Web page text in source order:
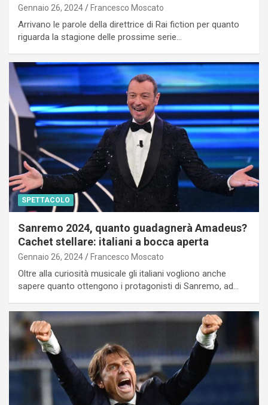
Gennaio 26, 2024 Francesco Moscato
Arrivano le parole della direttrice di Rai fiction per quanto
riguarda la stagione delle prossime serie…
SPETTACOLO
Sanremo 2024, quanto guadagnerà Amadeus?
Cachet stellare: italiani a bocca aperta
Gennaio 26, 2024 Francesco Moscato
Oltre alla curiosità musicale gli italiani vogliono anche
sapere quanto ottengono i protagonisti di Sanremo, ad…